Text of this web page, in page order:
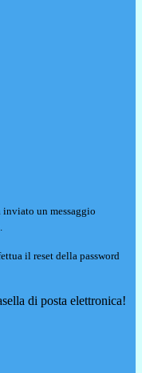
inviato un messaggio
il reset della password
di posta elettronica!